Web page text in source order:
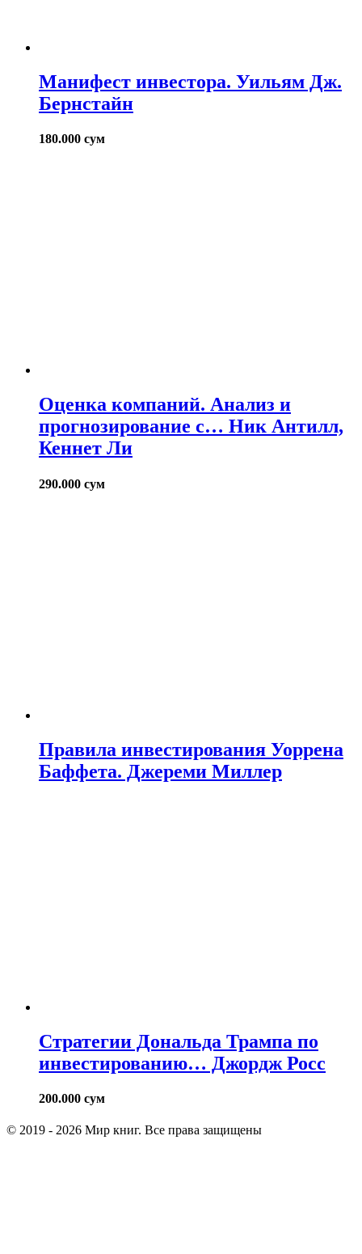
Манифест инвестора. Уильям Дж.
Бернстайн
180.000 сум
Оценка компаний. Анализ и
прогнозирование с… Ник Антилл,
Кеннет Ли
290.000 сум
Правила инвестирования Уоррена
Баффета. Джереми Миллер
Стратегии Дональда Трампа по
инвестированию… Джордж Росс
200.000 сум
© 2019 - 2026 Мир книг. Все права защищены